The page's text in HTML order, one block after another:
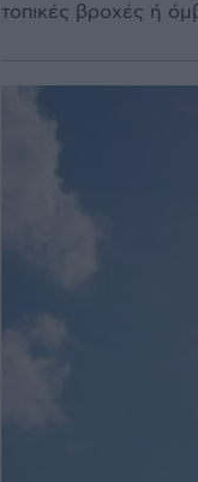
τοπικές βροχές ή